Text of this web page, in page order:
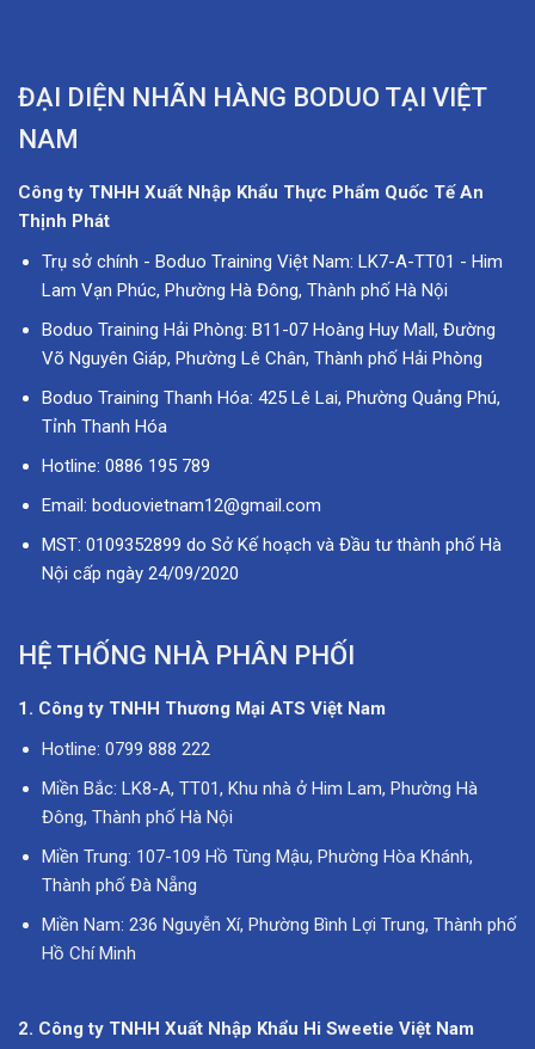
ĐẠI DIỆN NHÃN HÀNG BODUO TẠI VIỆT
NAM
Công ty TNHH Xuất Nhập Khẩu Thực Phẩm Quốc Tế An
Thịnh Phát
Trụ sở chính - Boduo Training Việt Nam: LK7-A-TT01 - Him
Lam Vạn Phúc, Phường Hà Đông, Thành phố Hà Nội
Boduo Training Hải Phòng: B11-07 Hoàng Huy Mall, Đường
Võ Nguyên Giáp, Phường Lê Chân, Thành phố Hải Phòng
Boduo Training Thanh Hóa: 425 Lê Lai, Phường Quảng Phú,
Tỉnh Thanh Hóa
Hotline: 0886 195 789
Email: boduovietnam12@gmail.com
MST: 0109352899 do Sở Kế hoạch và Đầu tư thành phố Hà
Nội cấp ngày 24/09/2020
HỆ THỐNG NHÀ PHÂN PHỐI
1. Công ty TNHH Thương Mại ATS Việt Nam
Hotline: 0799 888 222
Miền Bắc: LK8-A, TT01, Khu nhà ở Him Lam, Phường Hà
Đông, Thành phố Hà Nội
Miền Trung: 107-109 Hồ Tùng Mậu, Phường Hòa Khánh,
Thành phố Đà Nẵng
Miền Nam: 236 Nguyễn Xí, Phường Bình Lợi Trung, Thành phố
Hồ Chí Minh
2. Công ty TNHH Xuất Nhập Khẩu Hi Sweetie Việt Nam